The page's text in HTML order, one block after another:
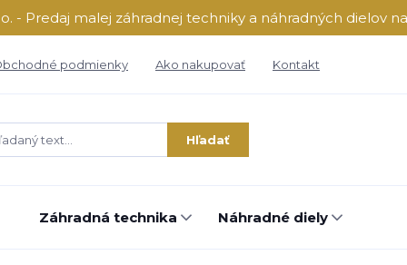
- Predaj malej záhradnej techniky a náhradných dielov
podmienky Ako nakupovať Kontakt
Hľadať
Záhradná technika Náhradné diely